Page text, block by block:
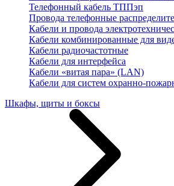
Телефонный кабель ТППэп
Провода телефонные
Кабели и провода
Кабели комбинированные для
Кабели радиочастотные
Кабели для интерфейса
Кабели «витая пара» (LAN)
Кабели для систем охранно-
Шкафы, щиты и боксы